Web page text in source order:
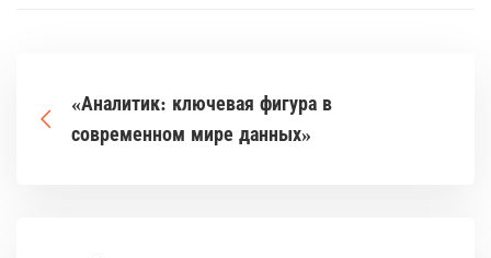
«Аналитик: ключевая фигура в
современном мире данных»